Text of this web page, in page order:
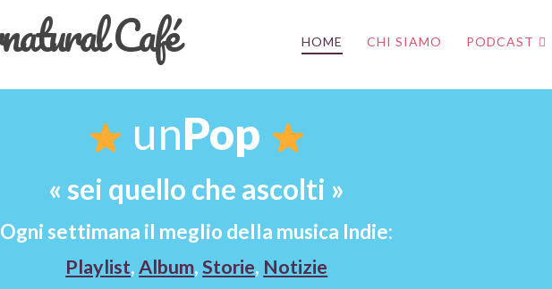
HOME CHI SIAMO PODCAST
unPop
«sei quello che ascolti »
Ogni settimana il meglio della musica Indie:
Playlist,Album,Storie, Notizie